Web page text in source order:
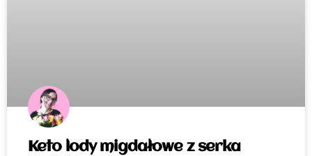
Keto lody migdałowe z serka